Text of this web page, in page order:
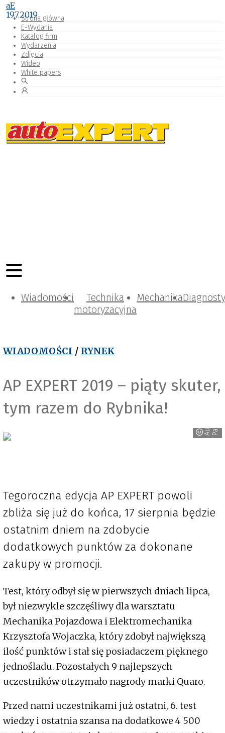
Strona główna
E-Wydania
Katalog firm
Wydarzenia
Zdjęcia
Wideo
White papers
Wiadomości
Technika
motoryzacyjna
Mechanika
WIADOMOŚCI / RYNEK
AP EXPERT 2019 – piąty skuter,
tym razem do Rybnika!
A
u
t
o
P
a
r
t
n
er
aE
19.7.2019
Tegoroczna edycja AP EXPERT powoli
zbliża się już do końca, 17 sierpnia będzie
ostatnim dniem na zdobycie
dodatkowych punktów za dokonane
zakupy w promocji.
Test, który odbył się w pierwszych dniach lipca,
był niezwykle szczęśliwy dla warsztatu
Mechanika Pojazdowa i Elektromechanika
Krzysztofa Wojaczka, który zdobył największą
ilość punktów i stał się posiadaczem pięknego
jednośladu. Pozostałych 9 najlepszych
uczestników otrzymało nagrody marki Quaro.
Przed nami uczestnikami już ostatni, 6. test
wiedzyi ostatnia szansa na dodatkowe 4 500